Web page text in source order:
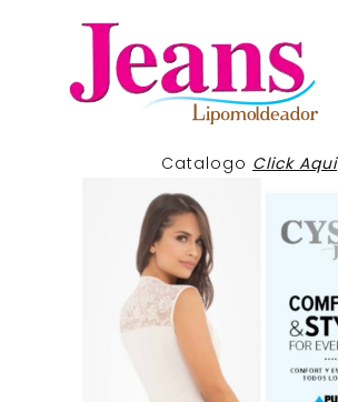
Catalogo Click Aqui